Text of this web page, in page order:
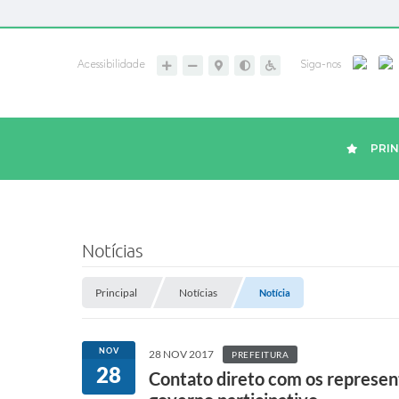
Acessibilidade Siga-nos
Notícias
Principal Notícias Notícia
NOV
28
28 NOV 2017 PREFEITURA
Contato direto com os